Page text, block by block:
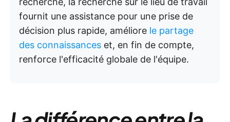
fournit une assistance pour une prise de
décision plus rapide, améliore le partage
des connaissances et, en fin de compte,
renforce l'efficacité globale de l'équipe.